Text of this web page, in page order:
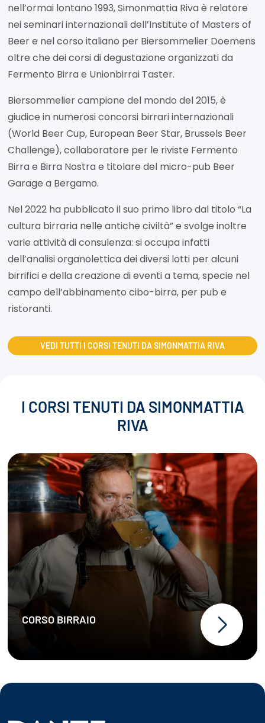
nell’ormai lontano 1993, Simonmattia Riva è relatore
nei seminari internazionali dell’Institute of Masters of
Beer e nel corso italiano per Biersommelier Doemens
oltre che dei corsi di degustazione organizzati da
Fermento Birra e Unionbirrai Taster.
Biersommelier campione del mondo del 2015, è
giudice in numerosi concorsi birrari internazionali
(World Beer Cup, European Beer Star, Brussels Beer
Challenge), collaboratore per le riviste Fermento
Birra e Birra Nostra e titolare del micro-pub Beer
Garage a Bergamo.
Nel 2022 ha pubblicato il suo primo libro dal titolo “La
cultura birraria nelle antiche civiltà” e svolge inoltre
varie attività di consulenza: si occupa infatti
dell’analisi organolettica dei diversi lotti per alcuni
birrifici e della creazione di eventi a tema, specie nel
campo dell’abbinamento cibo-birra, per pub e
ristoranti.
VEDI TUTTI I CORSI TENUTI DA SIMONMATTIA RIVA
I CORSI TENUTI DA SIMONMATTIA
RIVA
CORSO BIRRAIO